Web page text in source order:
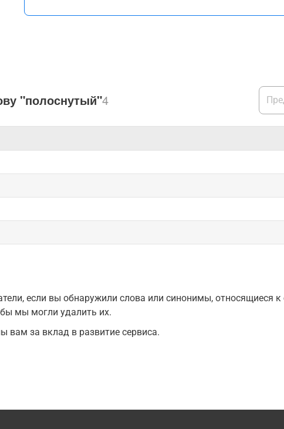
"полоснутый"4
если вы обнаружили слова или синонимы, относящиеся к
мы могли удалить их.
вам за вклад в развитие сервиса.